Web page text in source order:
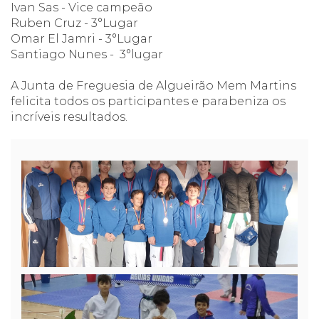
Ivan Sas - Vice campeão
Ruben Cruz - 3°Lugar
Omar El Jamri - 3°Lugar
Santiago Nunes - 3°lugar
A Junta de Freguesia de Algueirão Mem Martins
felicita todos os participantes e parabeniza os
incríveis resultados.